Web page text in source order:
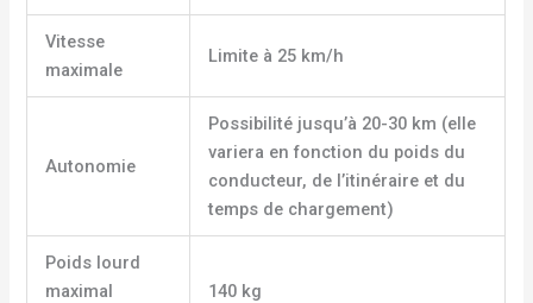
Vitesse
maximale
Limite à 25 km/h
Autonomie
Possibilité jusqu’à 20-30 km (elle
variera en fonction du poids du
conducteur, de l’itinéraire et du
temps de chargement)
Poids lourd
maximal
140 kg